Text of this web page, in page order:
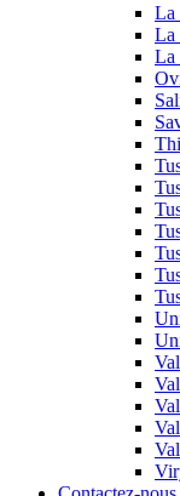
La
La
La